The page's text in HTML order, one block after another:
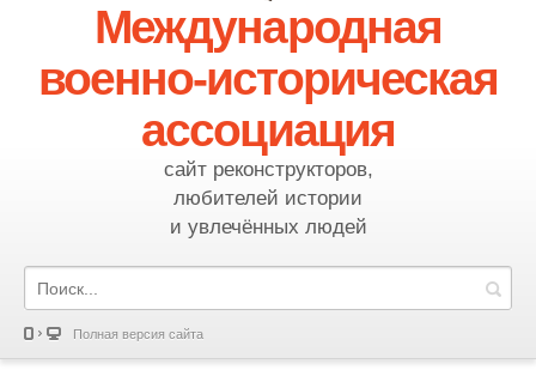
Международная
военно-историческая
ассоциация
сайт реконструкторов,
любителей истории
и увлечённых людей
Полная версия сайта